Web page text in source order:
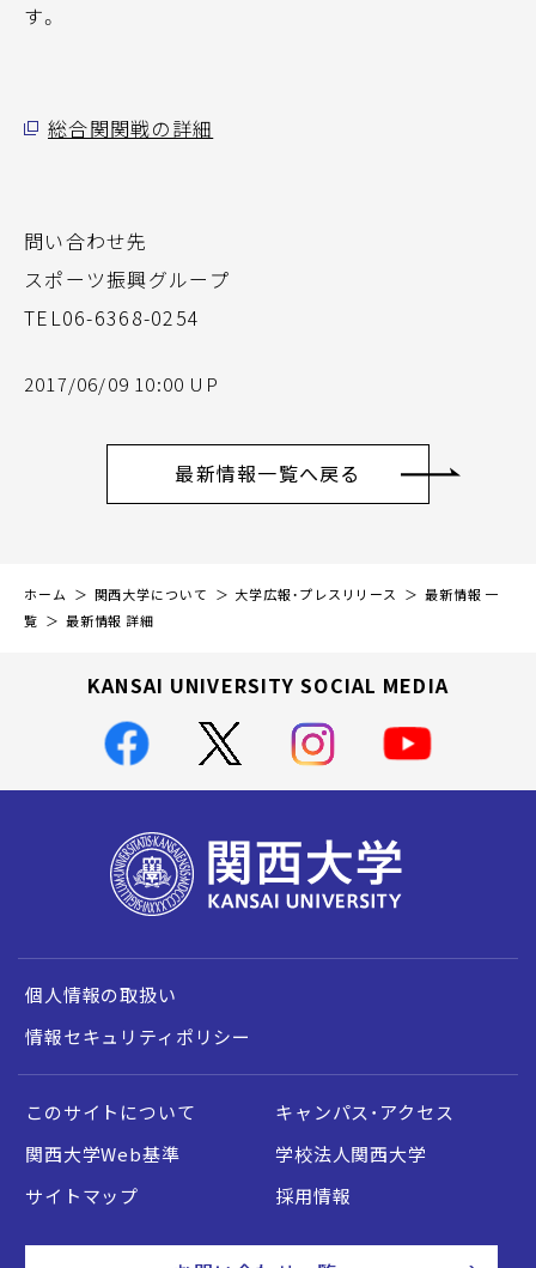
す。
総合関関戦の詳細
問い合わせ先
スポーツ振興グループ
TEL06-6368-0254
2017/06/09 10:00 UP
最新情報一覧へ戻る
ホーム 関西大学について 大学広報・プレスリリース
最新情報 一
覧
最新情報 詳細
KANSAI UNIVERSITY SOCIAL MEDIA
個人情報の取扱い
情報セキュリティポリシー
このサイトについて
キャンパス・アクセス
関西大学Web基準
学校法人関西大学
サイトマップ
採用情報